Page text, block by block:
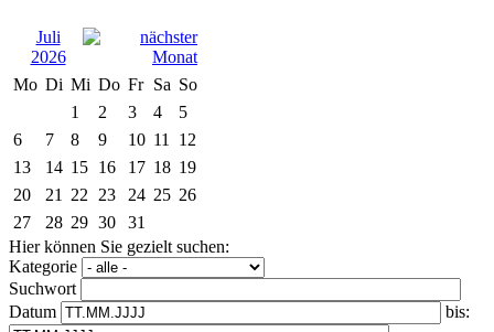
Juli
2026
Mo Di Mi Do Fr Sa So
1
2 3 4
5
6
7 8 9 10 11
12
13
14 15 16 17 18 19
20
21 22 23 24 25 26
27
28 29 30
31
Hier können Sie gezielt suchen:
Kategorie
Suchwort
Datum
bis: